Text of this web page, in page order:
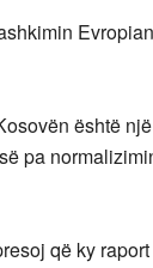
është
pa
që ky